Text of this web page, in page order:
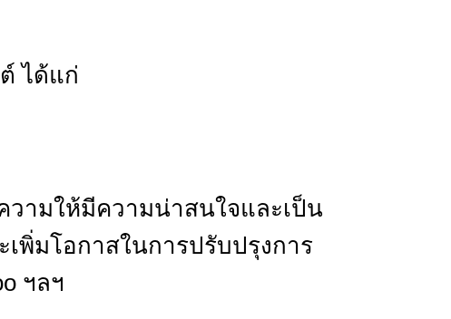
ได้แก่
ามให้มีความน่าสนใจและเป็น
พิ่มโอกาสในการปรับปรุงการ
ฯลฯ